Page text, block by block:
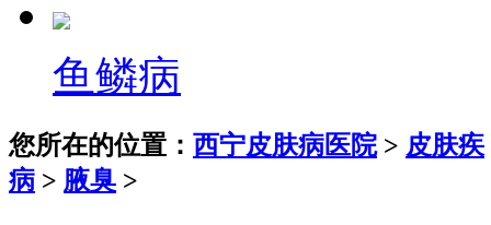
鱼鳞病
您所在的位置： 西宁皮肤病医院> 皮肤疾
病 > 腋臭 >